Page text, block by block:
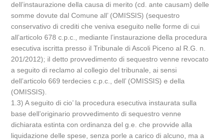
dell’instaurazione della causa di merito (cd. ante causam) delle
somme dovute dal Comune all’ (OMISSIS) (sequestro
conservativo di crediti che veniva eseguito nelle forme di cui
all’articolo 678 c.p.c., mediante l’instaurazione della procedura
esecutiva iscritta presso il Tribunale di Ascoli Piceno al R.G. n.
201/2012); il detto provvedimento di sequestro venne revocato
a seguito di reclamo al collegio del tribunale, ai sensi
dell’articolo 669 terdecies c.p.c., dell’ (OMISSIS) e della
(OMISSIS).
1.3) A seguito di cio’ la procedura esecutiva instaurata sulla
base dell’originario provvedimento di sequestro venne
dichiarata estinta con ordinanza del g.e. che provvide alla
liquidazione delle spese, senza porle a carico di alcuno, ma a